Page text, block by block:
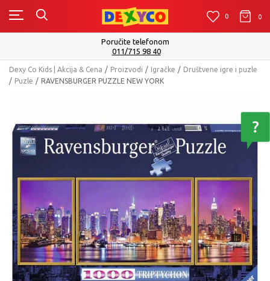
0 0 0
Poručite telefonom
011/715 98 40
Dexy Co Kids | Akcija & Cena Proizvodi Igračke
Društvene igre i puzle
Puzle
RAVENSBURGER PUZZLE NEW YORK